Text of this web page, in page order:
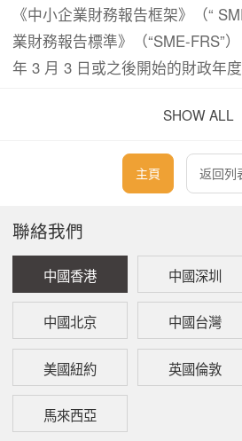
《中小企業財務報告框架》（“
業財務報告標準》（“SME-FRS”
年 3 月 3 日或之後開始的財政年
《中小企業財務報告標準》允許
的價值不成比例和可能造成不必
或多個公司排除在合併財務報表
《公司條例》中提及的除外條款
然而，應該注意的是，報告豁免
財務報表或聘請審計師審計其財
味著在這種情况下不需要在財務報
息。
SHOW ALL
主頁 返回列
聯絡我們
中國香港 中國深圳
中國北京 中國台灣
美國紐約 英國倫敦
馬來西亞